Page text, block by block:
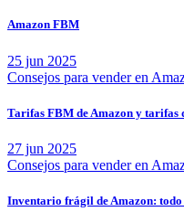
Amazon FBM
25 jun 2025
Consejos para vender en
Tarifas FBM de Amazon y tarifas
27 jun 2025
Consejos para vender en
Inventario frágil de Amazon: todo